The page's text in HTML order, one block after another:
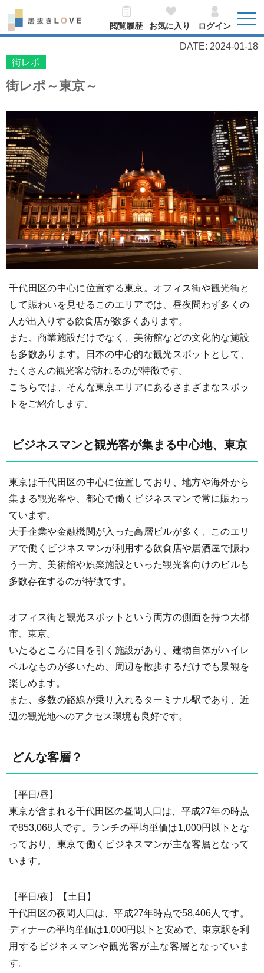
閲覧履歴 お気に入り ログイン
DATE: 2024-01-18
街レポ
街レポ～東京～
千代田区の中心に位置する東京。オフィス街や観光街と
して賑わいを見せるこのエリアでは、昼夜問わず多くの
人が出入りする飲食店が数多くあります。
また、商業施設だけでなく、美術館などの文化的な施設
も多数あります。日本の中心的な観光スポットとして、
たくさんの観光客が訪れるのが特徴です。
こちらでは、そんな東京エリアにあるさまざまなスポッ
トをご紹介します。
ビジネスマンと観光客が集まる中心地、東京
東京は千代田区の中心に位置しており、地方や海外から
集まる観光客や、都心で働くビジネスマンで常に賑わっ
ています。
大手企業や金融機関が入った高層ビルが多く、このエリ
アで働くビジネスマンが利用する飲食店や居酒屋で賑わ
う一方、美術館や娯楽施設といった観光客向けのビルも
多数存在するのが特徴です。
オフィス街と観光スポットという両方の側面を持つ大都
市、東京。
いたるところに目を引く施設があり、建物自体がハイレ
ベルなものが多いため、周辺を散歩するだけでも景観を
楽しめます。
また、多数の路線が乗り入れるターミナル駅であり、近
辺の観光地へのアクセス環境も良好です。
どんな客層？
【平日/昼】
東京が含まれる千代田区の昼間人口は、平成27年の時点
で853,068人です。ランチの平均単価は1,000円以下とな
っており、東京で働くビジネスマンが主な客層となって
います。
【平日/夜】【土日】
千代田区の夜間人口は、平成27年時点で58,406人です。
ディナーの平均単価は1,000円以下と安めで、東京駅を利
用するビジネスマンや観光客が主な客層となっていま
す。